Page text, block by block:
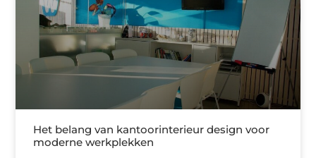
Het belang van kantoorinterieur design voor
moderne werkplekken